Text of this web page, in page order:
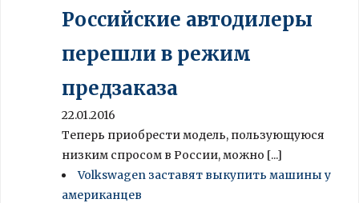
Российские автодилеры
перешли в режим
предзаказа
22.01.2016
Теперь приобрести модель, пользующуюся
низким спросом в России, можно [...]
Volkswagen заставят выкупить машины у
американцев